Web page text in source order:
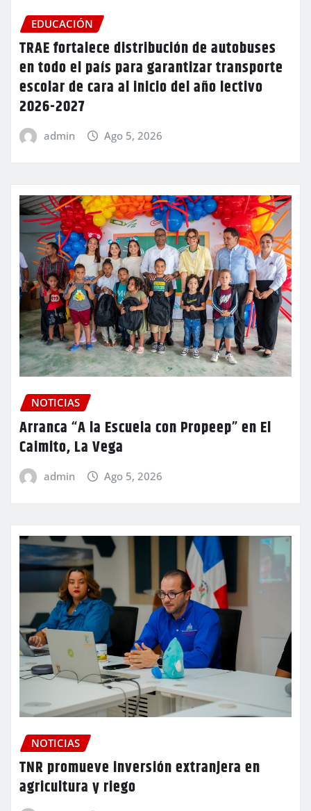
EDUCACIÓN
TRAE fortalece distribución de autobuses
en todo el país para garantizar transporte
escolar de cara al inicio del año lectivo
2026-2027
admin Ago 5, 2026
NOTICIAS
Arranca “A la Escuela con Propeep” en El
Caimito, La Vega
admin Ago 5, 2026
NOTICIAS
TNR promueve inversión extranjera en
agricultura y riego